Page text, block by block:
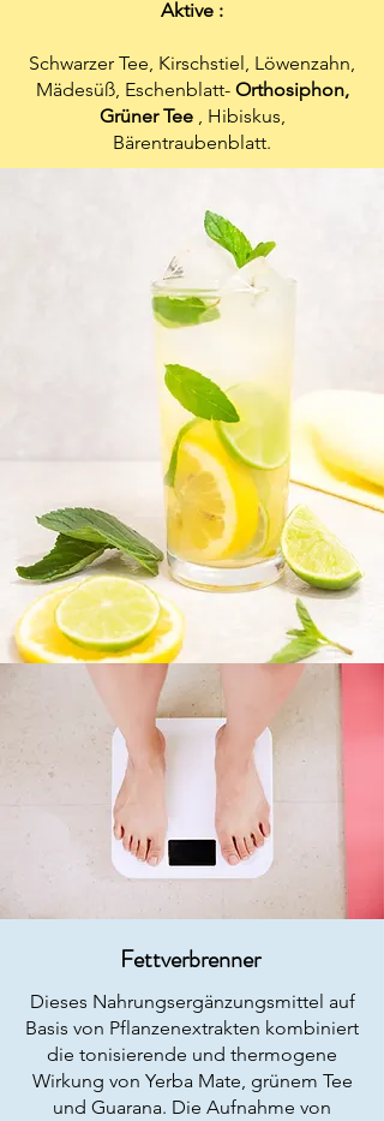
Aktive :
Schwarzer Tee, Kirschstiel, Löwenzahn,
Mädesüß, Eschenblatt- Orthosiphon,
Grüner Tee, Hibiskus,
Bärentraubenblatt.
Fettverbrenner
Dieses Nahrungsergänzungsmittel auf
Basis von Pflanzenextrakten kombiniert
die tonisierende und thermogene
Wirkung von Yerba Mate, grünem Tee
und Guarana. Die Aufnahme von